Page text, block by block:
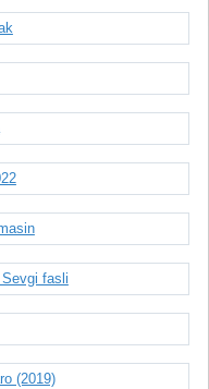
fasli
(2019)